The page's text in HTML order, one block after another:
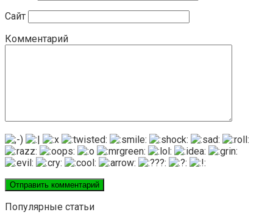
Сайт
Комментарий
Популярные статьи